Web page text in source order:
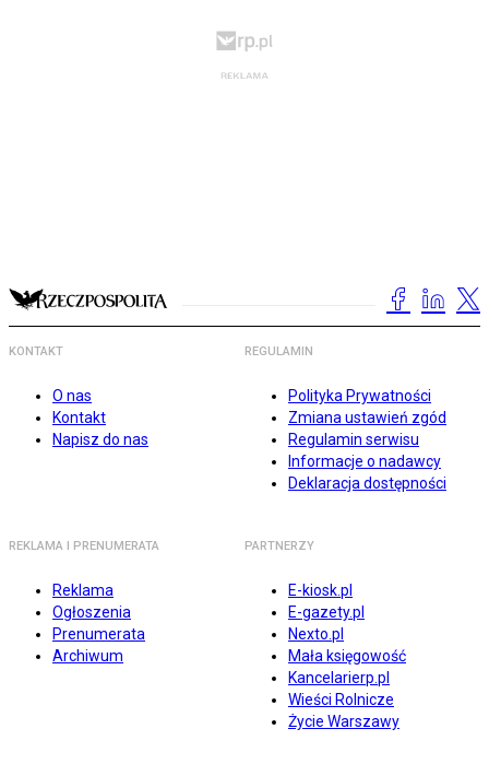
KONTAKT
O nas
Kontakt
Napisz do nas
REGULAMIN
Polityka Prywatności
Zmiana ustawień zgód
Regulamin serwisu
Informacje o nadawcy
Deklaracja dostępności
REKLAMA I PRENUMERATA
Reklama
Ogłoszenia
Prenumerata
Archiwum
PARTNERZY
E-kiosk.pl
E-gazety.pl
Nexto.pl
Mała księgowość
Kancelarierp.pl
Wieści Rolnicze
Życie Warszawy